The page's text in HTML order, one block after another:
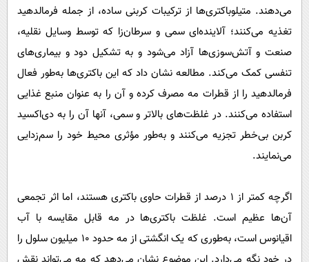
می‌دهند. متیلوباکتری‌ها از ترکیبات کربنی ساده، از جمله فرمالدهید
تغذیه می‌کنند؛ آلاینده‌ای سمی و سرطان‌زا که توسط وسایل نقلیه،
صنعت و آتش‌سوزی‌ها آزاد می‌شود و به تشکیل دود و بیماری‌های
تنفسی کمک می‌کند. مطالعه نشان داد که این باکتری‌ها به‌طور فعال
فرمالدهید را از قطرات مه مصرف کرده و آن را به عنوان منبع غذایی
استفاده می‌کنند. در غلظت‌های بالاتر و سمی، آنها آن را به دی‌اکسید
کربن بی‌خطر تجزیه می‌کنند و به‌طور مؤثری محیط خود را سم‌زدایی
می‌نمایند.
اگرچه کمتر از ۱ درصد از قطرات حاوی باکتری هستند، اما اثر تجمعی
آن‌ها عظیم است. غلظت باکتری‌ها در مه قابل مقایسه با آب
اقیانوس است، به‌طوری که یک انگشتی از مه حدود ۱۰ میلیون سلول را